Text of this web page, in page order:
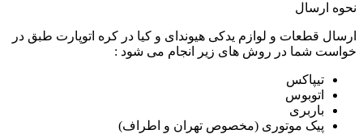
نحوه ارسال
ارسال قطعات و لوازم یدکی هیوندای و کیا در کره اتوپارت طبق در
خواست شما در روش های زیر انجام می شود :
تیپاکس
اتوبوس
باربری
پیک موتوری (مخصوص تهران و اطراف)